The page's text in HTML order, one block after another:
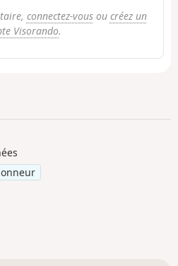
connectez-vousou créez un
Visorando.